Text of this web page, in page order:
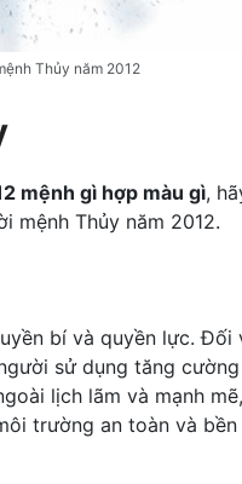
Thủy năm 2012
mệnh gì hợp màu gì,
mệnh Thủy năm 2012.
bí và quyền lực. Đối
sử dụng tăng
lịch lãm và mạnh
trường an toàn và bền